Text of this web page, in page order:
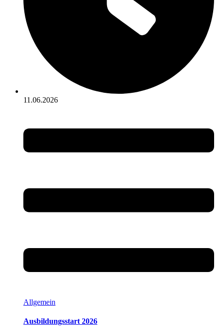
11.06.2026
Allgemein
Ausbildungsstart 2026